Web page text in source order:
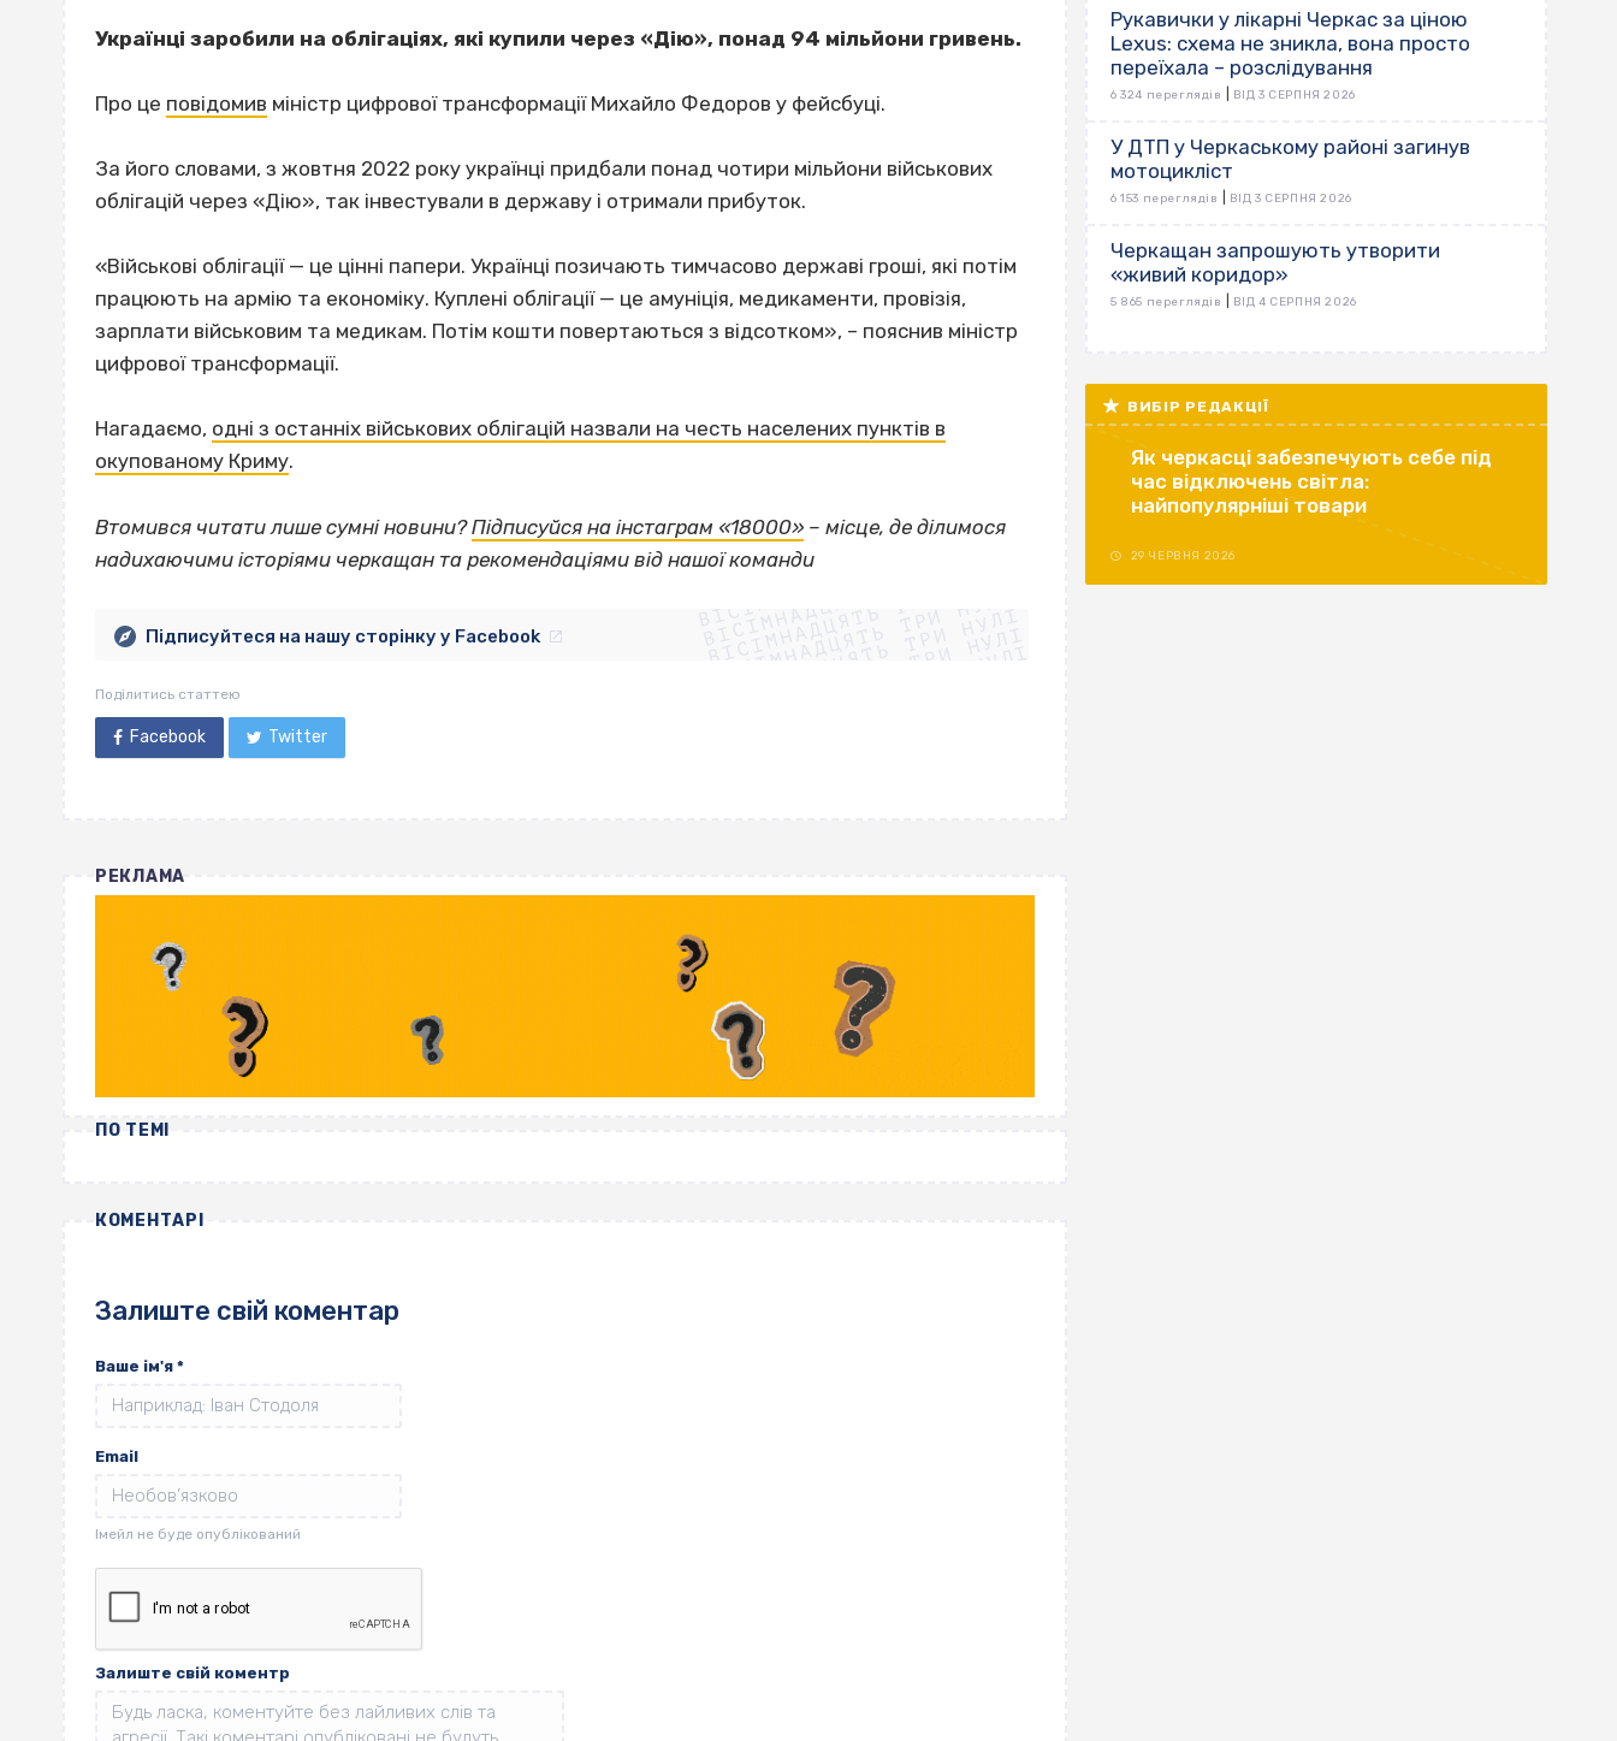
Українці заробили на облігаціях, які купили через «Дію», понад 94 мільйони гривень.
Про це повідомив міністр цифрової трансформації Михайло Федоров у фейсбуці.
За його словами, з жовтня 2022 року українці придбали понад чотири мільйони військових
облігацій через «Дію», так інвестували в державу і отримали прибуток.
«Військові облігації — це цінні папери. Українці позичають тимчасово державі гроші, які потім
працюють на армію та економіку. Куплені облігації — це амуніція, медикаменти, провізія,
зарплати військовим та медикам. Потім кошти повертаються з відсотком», – пояснив міністр
цифрової трансформації.
Нагадаємо, одні з останніх військових облігацій назвали на честь населених пунктів в
окупованому Криму.
Втомився читати лише сумні новини?Підписуйся на інстаграм «18000» – місце, де ділимося
надихаючими історіями черкащан та рекомендаціями від нашої командиВІСІМНАДЦЯТЬ ТРИ НУЛІ
ВІСІМНАДЦЯТЬ ТРИ НУЛІ
ВІСІМНАДЦЯТЬ ТРИ НУЛІ
ВІСІМНАДЦЯТЬ ТРИ НУЛІ
ВІСІМНАДЦЯТЬ ТРИ НУЛІ
ВІСІМНАДЦЯТЬ ТРИ НУЛІ
ВІСІМНАДЦЯТЬ ТРИ НУЛІ
Підписуйтеся на нашу сторінку у Facebook
Поділитись статтею
Facebook Twitter
РЕКЛАМА
ПО ТЕМІ
КОМЕНТАРІ
Залиште свій коментар
Ваше ім'я *
Email
Залиште свій коментр
Рукавички у лікарні Черкас за ціною
Lexus: схема не зникла, вона просто
переїхала – розслідування
6 324 переглядів ВІД 3 СЕРПНЯ 2026
У ДТП у Черкаському районі загинув
мотоцикліст
6 153 переглядів ВІД 3 СЕРПНЯ 2026
Черкащан запрошують утворити
«живий коридор»
5 865 переглядів ВІД 4 СЕРПНЯ 2026
ВИБІР РЕДАКЦІЇ
Як черкасці забезпечують себе під
час відключень світла:
найпопулярніші товари
29 ЧЕРВНЯ 2026